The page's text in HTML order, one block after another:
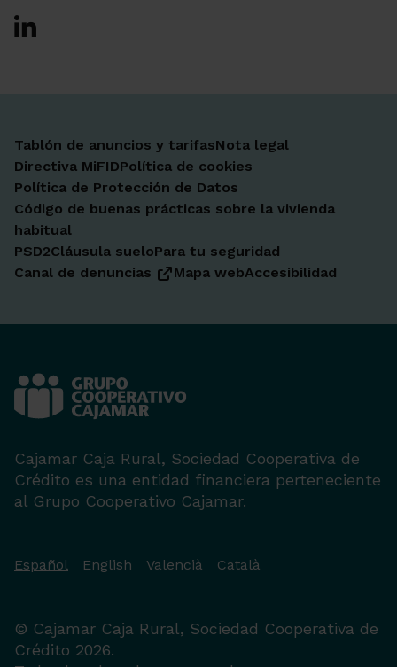
Ir a Facebook
Ir a X-twitter
Ir a Instagram
Ir a Linkedin
Ir a Youtube
Ir a Blogger
Ir a Vimeo
Tablón de anuncios y tarifasNota legal
Directiva MiFIDPolítica de cookies
Política de Protección de Datos
Código de buenas prácticas sobre la vivienda
habitual
PSD2Cláusula sueloPara tu seguridad
Canal de denuncias
Mapa webAccesibilidad
Cajamar Caja Rural, Sociedad Cooperativa de
Crédito es una entidad financiera perteneciente
al Grupo Cooperativo Cajamar.
Español English Valencià Català
© Cajamar Caja Rural, Sociedad Cooperativa de
Crédito 2026.